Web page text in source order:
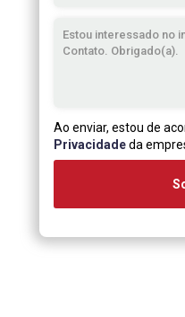
Ao enviar, estou de
Privacidadeda